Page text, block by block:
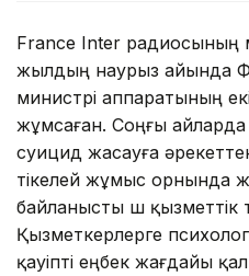
France Inter радиосының
жылдың наурыз айында
министрі аппаратының
жұмсаған. Соңғы айларда
суицид жасауға
тікелей жұмыс орнында
байланысты үш қызметтік
Қызметкерлерге
қауіпті еңбек жағдайы